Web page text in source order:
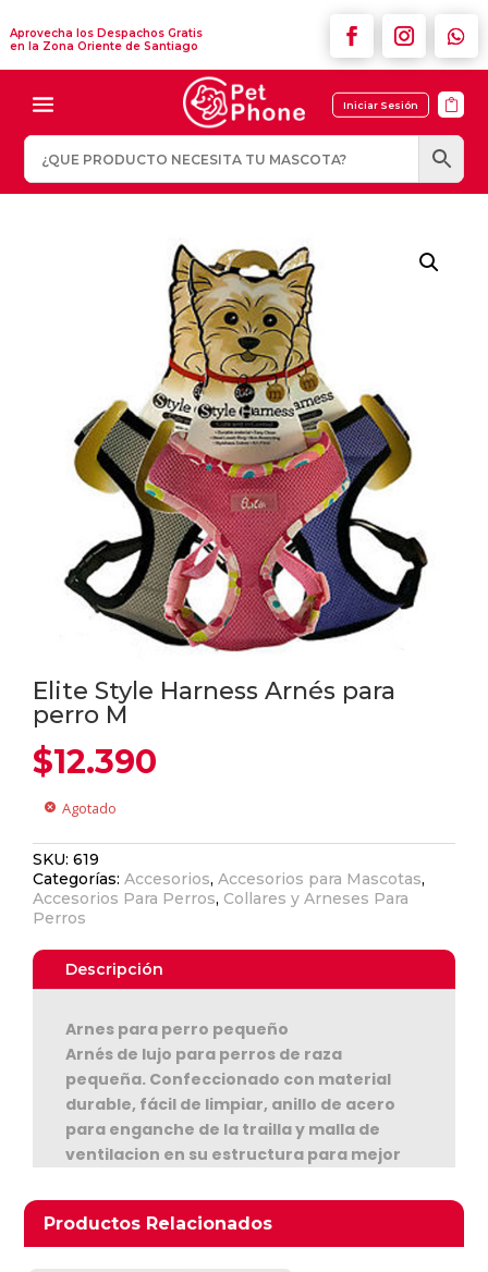
Aprovecha los Despachos Gratis
en la Zona Oriente de Santiago
Iniciar Sesión 
Seguir Comprando
Elite Style Harness Arnés para
perro M
$12.390
cancel Agotado
SKU:619
Categorías:Accesorios,Accesorios para Mascotas,
Accesorios Para Perros, Collares y Arneses Para
Perros
Descripción
Arnes para perro pequeño
Arnés de lujo para perros de raza
pequeña. Confeccionado con material
durable, fácil de limpiar, anillo de acero
para enganche de la trailla y malla de
ventilacion en su estructura para mejor
Productos Relacionados
Productos relacionados